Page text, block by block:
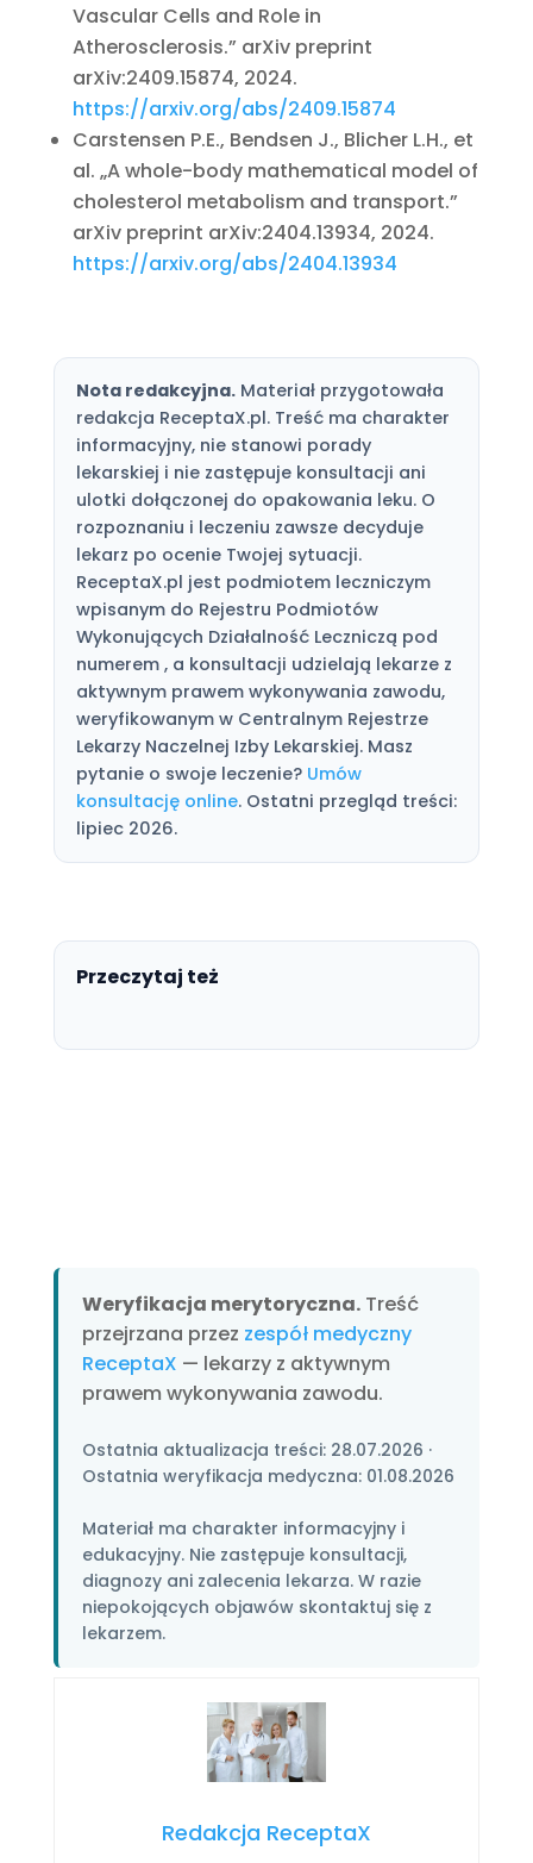
Vascular Cells and Role in
Atherosclerosis.” arXiv preprint
arXiv:2409.15874, 2024.
https://arxiv.org/abs/2409.15874
Carstensen P.E., Bendsen J., Blicher L.H., et
al. „A whole-body mathematical model of
cholesterol metabolism and transport.”
arXiv preprint arXiv:2404.13934, 2024.
https://arxiv.org/abs/2404.13934
Nota redakcyjna.Materiał przygotowała
redakcja ReceptaX.pl. Treść ma charakter
informacyjny, nie stanowi porady
lekarskiej i nie zastępuje konsultacji ani
ulotki dołączonej do opakowania leku. O
rozpoznaniu i leczeniu zawsze decyduje
lekarz po ocenie Twojej sytuacji.
ReceptaX.pl jest podmiotem leczniczym
wpisanym do Rejestru Podmiotów
Wykonujących Działalność Leczniczą pod
numerem , a konsultacji udzielają lekarze z
aktywnym prawem wykonywania zawodu,
weryfikowanym w Centralnym Rejestrze
Lekarzy Naczelnej Izby Lekarskiej. Masz
pytanie o swoje leczenie? Umów
konsultację online. Ostatni przegląd treści:
lipiec 2026.
Przeczytaj też
Weryfikacja merytoryczna.Treść
przejrzana przez zespół medyczny
ReceptaX — lekarzy z aktywnym
prawem wykonywania zawodu.
Ostatnia aktualizacja treści: 28.07.2026 ·
Ostatnia weryfikacja medyczna: 01.08.2026
Materiał ma charakter informacyjny i
edukacyjny. Nie zastępuje konsultacji,
diagnozy ani zalecenia lekarza. W razie
niepokojących objawów skontaktuj się z
lekarzem.
Redakcja ReceptaX